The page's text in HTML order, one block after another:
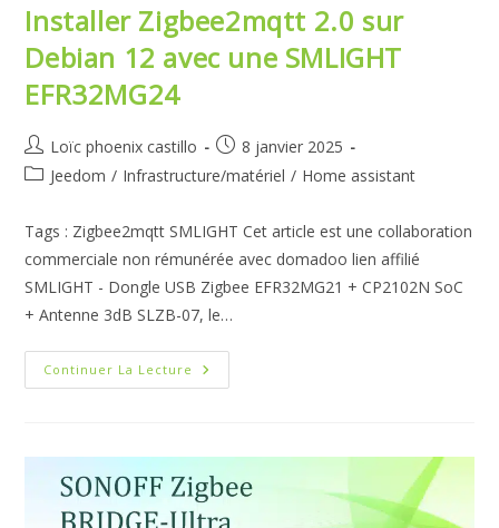
Installer Zigbee2mqtt 2.0 sur
Debian 12 avec une SMLIGHT
EFR32MG24
Auteur/autrice
de
Loïc phoenix castillo
Publication
publiée :
8 janvier 2025
PostJeedom / Infrastructure/matériel / Home assistant
Tags : Zigbee2mqtt SMLIGHT Cet article est une collaboration
commerciale non rémunérée avec domadoo lien affilié
SMLIGHT - Dongle USB Zigbee EFR32MG21 + CP2102N SoC
+ Antenne 3dB SLZB-07, le…
Continuer La Lecture Installer
Zigbee2mqtt
Avec
Une
SMLIGHT
EFR32MG24